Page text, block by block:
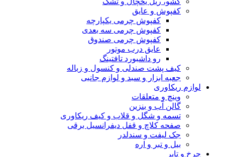
کفپوش و عایق
کفپوش چرمی یکپارچه
کفپوش چرمی سه بعدی
کفپوش چرمی صندوق
عایق درب موتور
رو داشبورد تافتینگ
کیف پشت صندلی و کنسول و زباله
جعبه ابزار و سبد و لوازم جانبی
لوازم ریکاوری
وینچ و متعلقات
گالن آب و بنزین
تسمه و شگل و قلاب و کیف ریکاوری
صفحه کلاچ و قفل دیفرانسیل برقی
جک لیفت و سندلدر
بیل و تبر و اره
چرخ و تایر